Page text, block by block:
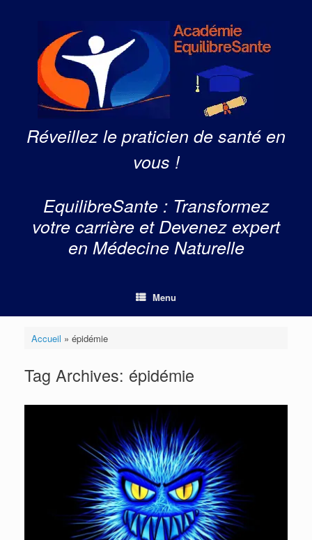
Réveillez le praticien de santé en
vous !
EquilibreSante : Transformez
votre carrière et Devenez expert
en Médecine Naturelle
Menu
Accueil » épidémie
Tag Archives: épidémie